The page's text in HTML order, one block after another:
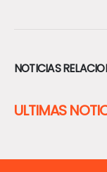
NOTICIAS
ULTIMAS